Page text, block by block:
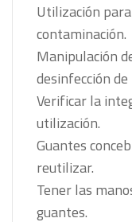
Utilización
contaminación.
Manipulación
desinfección
Verificar la
utilización.
Guantes
reutilizar.
Tener las
guantes.